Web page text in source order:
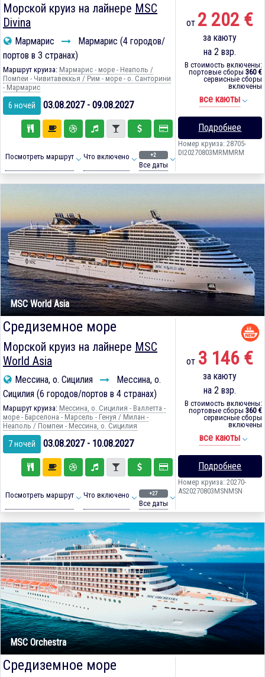
Морской круиз на лайнере MSC
Divina
Мармарис
Мармарис (4 городов/
портов в 3 странах)
Маршрут круиза: Мармарис - море - Неаполь /
Помпеи - Чивитавеккья / Рим - море - о. Санторини
- Мармарис
6 ночей 03.08.2027 - 09.08.2027
Посмотреть маршрут Что включено +2
Все даты
от 2 202 €
за каюту
на 2 взр.
В стоимость включены:
портовые сборы 360 €
сервисные сборы
включены
все каюты
Подробнее
Номер круиза: 28705-
DI20270803MRMMRM
MSC World Asia
Средиземное море
Морской круиз на лайнере MSC
World Asia
Мессина, о. Сицилия
Мессина, о.
Сицилия (6 городов/портов в 4 странах)
Маршрут круиза: Мессина, о. Сицилия - Валлетта -
море - Барселона - Марсель - Генуя / Милан -
Неаполь / Помпеи - Мессина, о. Сицилия
7 ночей 03.08.2027 - 10.08.2027
Посмотреть маршрут Что включено +27
Все даты
от 3 146 €
за каюту
на 2 взр.
В стоимость включены:
портовые сборы 360 €
сервисные сборы
включены
все каюты
Подробнее
Номер круиза: 20270-
AS20270803MSNMSN
MSC Orchestra
Средиземное море